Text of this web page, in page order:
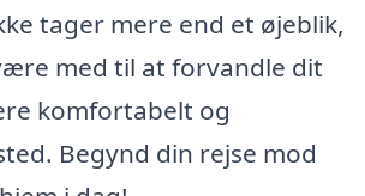
tager mere end et øjeblik,
med til at forvandle dit
komfortabelt og
Begynd din rejse mod